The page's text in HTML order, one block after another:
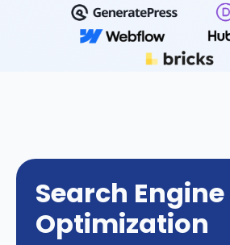
Search Engine
Optimization